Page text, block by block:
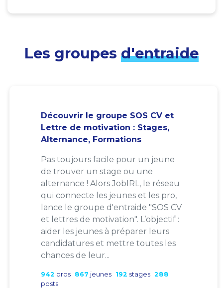
Les groupes d'entraide
Découvrir le groupe SOS CV et
Lettre de motivation : Stages,
Alternance, Formations
Pas toujours facile pour un jeune
de trouver un stage ou une
alternance ! Alors JobIRL, le réseau
qui connecte les jeunes et les pro,
lance le groupe d'entraide "SOS CV
et lettres de motivation". L’objectif :
aider les jeunes à préparer leurs
candidatures et mettre toutes les
chances de leur...
942 pros 867 jeunes 192 stages 288
posts